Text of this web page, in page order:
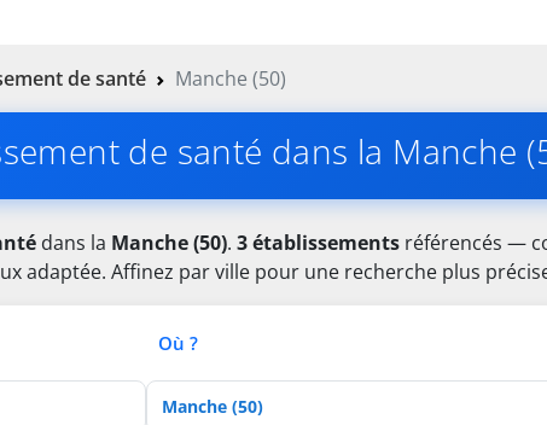
de santé Manche (50)
de santé dans la Manche
dans la Manche (50). 3 établissements référencés —
adaptée. Affinez par ville pour une recherche plus
Où ?
Département